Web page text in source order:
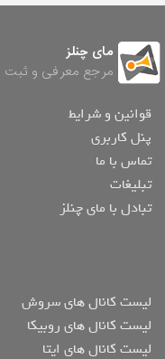
مای چنلز
مرجع معرفی و ثبت
قوانین و شرایط
پنل کاربری
تماس با ما
تبلیغات
تبادل با مای چنلز
لیست کانال های سروش
لیست کانال های روبیکا
لیست کانال های ایتا